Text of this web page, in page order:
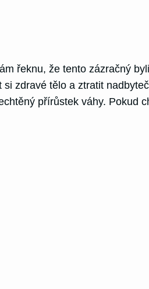
řeknu, že tento zázračný
zdravé tělo a ztratit
přírůstek váhy. Pokud